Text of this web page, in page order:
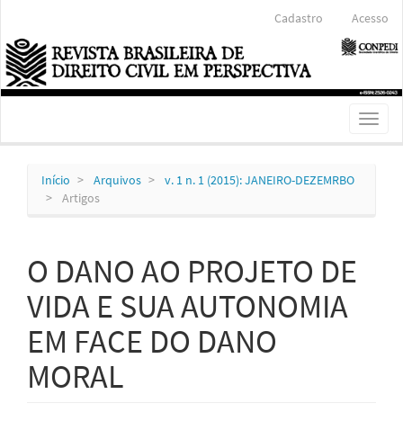
Conteúdo
principal
Barra
Lateral
Cadastro Acesso
Toggle
Início Arquivos
v. 1 n. 1 (2015): JANEIRO-DEZEMRBO
Artigos
O DANO AO PROJETO DE
VIDA E SUA AUTONOMIA
EM FACE DO DANO
MORAL